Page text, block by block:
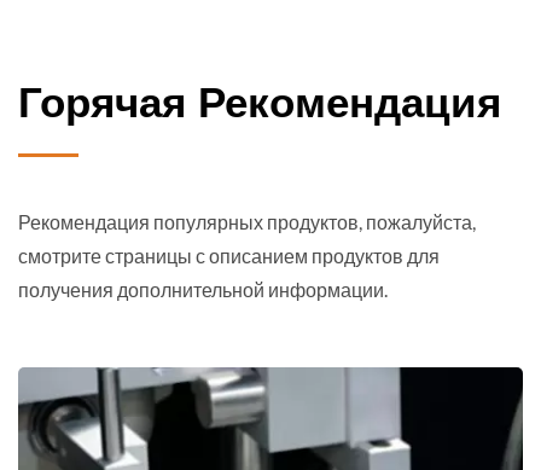
Горячая Рекомендация
Рекомендация популярных продуктов, пожалуйста,
смотрите страницы с описанием продуктов для
получения дополнительной информации.